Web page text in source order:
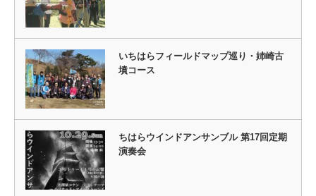
いちはらフィールドマップ巡り・姉崎古
墳コース
ちはらウインドアンサンブル 第17回定期
演奏会